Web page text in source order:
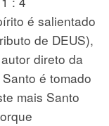
é salientado
de DEUS),
direto da
é tomado
mais Santo